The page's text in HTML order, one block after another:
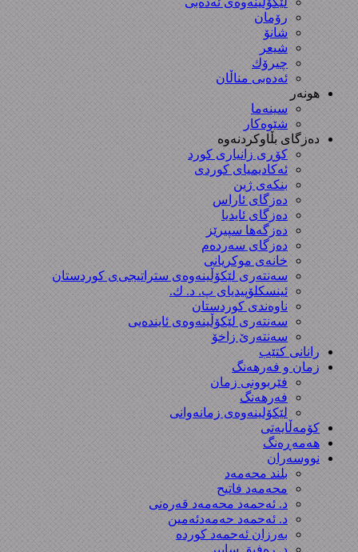
رۆمان
شانۆ
شیعر
چیرۆك
ئەدەبی مناڵان
هونەر
سینەما
شێوەکار
دەزگای بڵاوکردنەوە
کۆڕی زانیاری کورد
ئەکادیمیای کوردی
بنکەی ژین
دەزگای ئاراس
دەزگای ئایدیا
دەزگەها سپیرێز
دەزگای سەردەم
خانەی موکریانی
سەنتەری لێكۆڵینەوەی ستراتیجی‌ی كوردستان
ئینسکلۆپیدیای پ. د. ك.
ناوەندی کوردستان
سەنتەری لێکۆڵینەوەى ئایندەیی
سەنتەرێ زاخۆ
رانانی کتێب
زمان و فەرهەنگ
فێربوونی زمان
فەرهەنگ
لێکۆلینەوەی زمانەوانی
کۆمەڵایەتی
هەمەڕەنگ
نووسەران
بلند محەمەد
محەمەد فاتیح
د. ئەحمەد محەمەد قەرەنی
د. ئەحمەد حەمەدئەمین
بەرزان ئەحمەد کورده
د. رەفیق سابیر